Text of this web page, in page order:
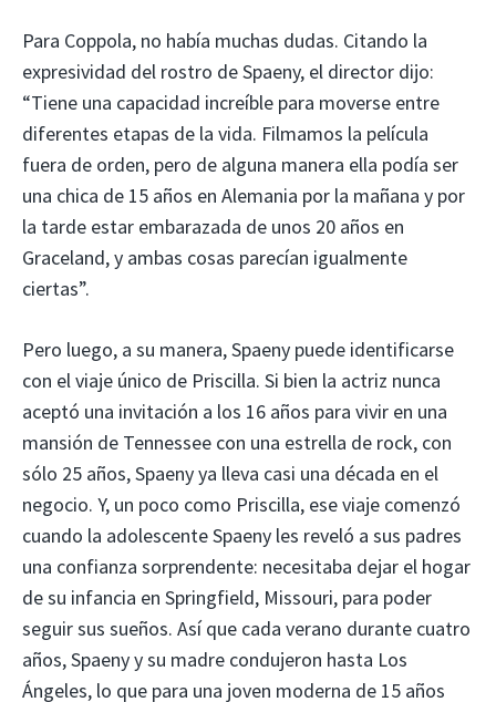
Para Coppola, no había muchas dudas. Citando la
expresividad del rostro de Spaeny, el director dijo:
“Tiene una capacidad increíble para moverse entre
diferentes etapas de la vida. Filmamos la película
fuera de orden, pero de alguna manera ella podía ser
una chica de 15 años en Alemania por la mañana y por
la tarde estar embarazada de unos 20 años en
Graceland, y ambas cosas parecían igualmente
ciertas”.
Pero luego, a su manera, Spaeny puede identificarse
con el viaje único de Priscilla. Si bien la actriz nunca
aceptó una invitación a los 16 años para vivir en una
mansión de Tennessee con una estrella de rock, con
sólo 25 años, Spaeny ya lleva casi una década en el
negocio. Y, un poco como Priscilla, ese viaje comenzó
cuando la adolescente Spaeny les reveló a sus padres
una confianza sorprendente: necesitaba dejar el hogar
de su infancia en Springfield, Missouri, para poder
seguir sus sueños. Así que cada verano durante cuatro
años, Spaeny y su madre condujeron hasta Los
Ángeles, lo que para una joven moderna de 15 años